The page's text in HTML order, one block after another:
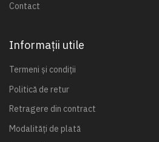
Contact
Informații utile
Termeni și condiții
Politică de retur
Retragere din contract
Modalități de plată